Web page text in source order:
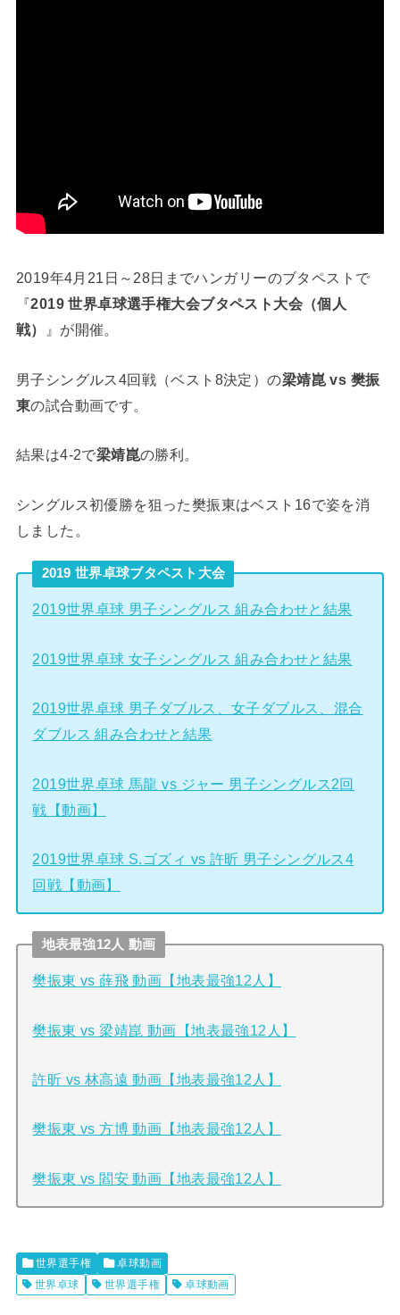
2019年4月21日～28日までハンガリーのブタペストで
『2019 世界卓球選手権大会ブタペスト大会（個人
戦）
』が開催。
男子シングルス4回戦（ベスト8決定）の梁靖崑 vs 樊振
東の試合動画です。
結果は4-2で梁靖崑の勝利。
シングルス初優勝を狙った樊振東はベスト16で姿を消
しました。
2019 世界卓球ブタペスト大会
2019世界卓球 男子シングルス 組み合わせと結果
2019世界卓球 女子シングルス 組み合わせと結果
2019世界卓球 男子ダブルス、女子ダブルス、混合
ダブルス 組み合わせと結果
2019世界卓球 馬龍 vs ジャー 男子シングルス2回
戦【動画】
2019世界卓球 S.ゴズィ vs 許昕 男子シングルス4
回戦【動画】
地表最強12人 動画
樊振東 vs 薛飛 動画【地表最強12人】
樊振東 vs 梁靖崑 動画【地表最強12人】
許昕 vs 林高遠 動画【地表最強12人】
樊振東 vs 方博 動画【地表最強12人】
樊振東 vs 閻安 動画【地表最強12人】
世界選手権
卓球動画
世界卓球
世界選手権 卓球動画